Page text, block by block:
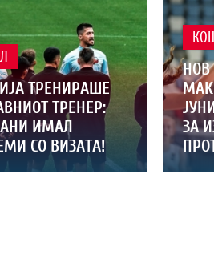
ТРЕНИРАШЕ
ТРЕНЕР:
ИМАЛ
СО ВИЗАТА!
НОВ
ЗА